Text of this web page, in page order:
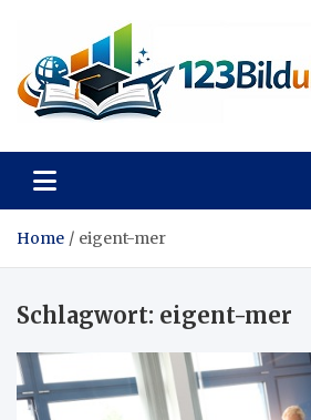
content
123Bildung
Home eigent-mer
Schlagwort: eigent-mer